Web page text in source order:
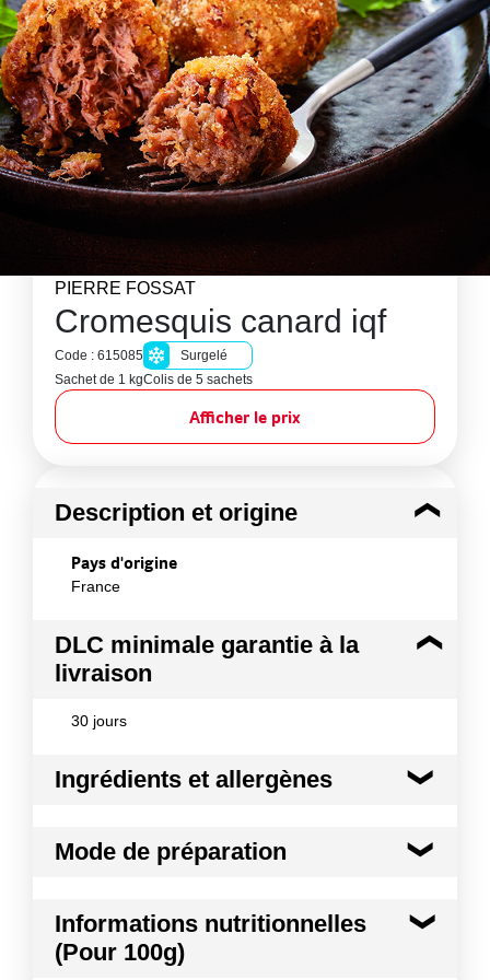
PIERRE FOSSAT
Cromesquis canard iqf
Code : 615085
Surgelé
Sachet de 1 kgColis de 5 sachets
Afficher le prix
Description et origine
Pays d'origine
France
DLC minimale garantie à la
livraison
30 jours
Ingrédients et allergènes
viande et gras de canard, sel fin, poivre noir, ail ;
riz, sel, épice, dextrose, extraits d¿épices).
Conformément aux informations transmises
Mode de préparation
minutes
Informations nutritionnelles
(Pour 100g)